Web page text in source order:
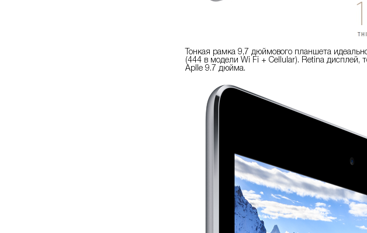
Тонкая рамка 9,7 дюймового планшета
(444 в модели Wi Fi + Cellular). Retina
Aplle 9.7 дюйма.